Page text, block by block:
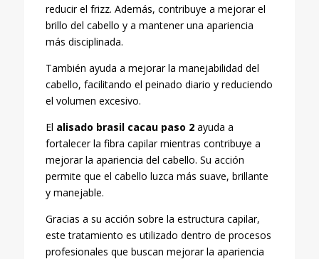
reducir el frizz. Además, contribuye a mejorar el
brillo del cabello y a mantener una apariencia
más disciplinada.
También ayuda a mejorar la manejabilidad del
cabello, facilitando el peinado diario y reduciendo
el volumen excesivo.
El alisado brasil cacau paso 2ayuda a
fortalecer la fibra capilar mientras contribuye a
mejorar la apariencia del cabello. Su acción
permite que el cabello luzca más suave, brillante
y manejable.
Gracias a su acción sobre la estructura capilar,
este tratamiento es utilizado dentro de procesos
profesionales que buscan mejorar la apariencia